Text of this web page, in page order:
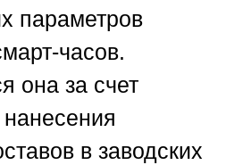
параметров
часов.
она за счет
в заводских